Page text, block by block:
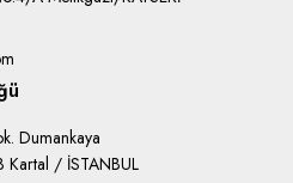
Dumankaya
/ İSTANBUL